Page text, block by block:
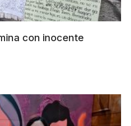
con inocente